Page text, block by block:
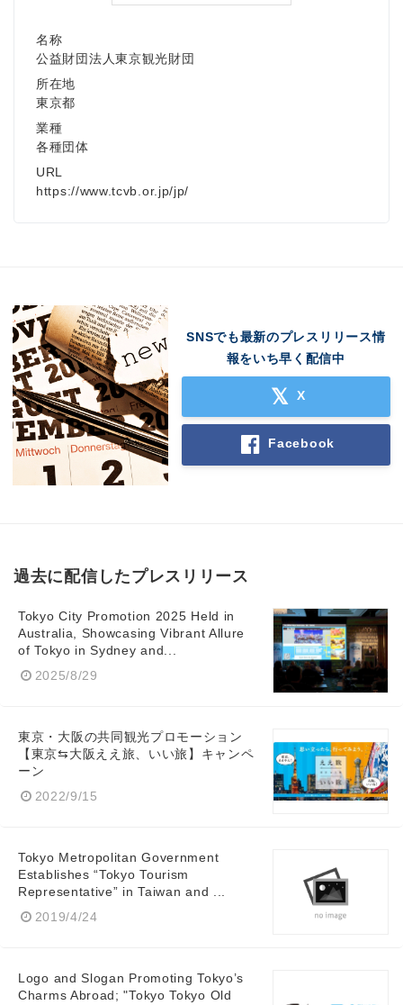
名称
公益財団法人東京観光財団
所在地
東京都
業種
各種団体
URL
https://www.tcvb.or.jp/jp/
SNSでも最新のプレスリリース情
報をいち早く配信中
X
Facebook
過去に配信したプレスリリース
Tokyo City Promotion 2025 Held in
Australia, Showcasing Vibrant Allure
of Tokyo in Sydney and...
2025/8/29
東京・大阪の共同観光プロモーション
【東京⇆大阪ええ旅、いい旅】キャンペ
ーン
2022/9/15
Tokyo Metropolitan Government
Establishes “Tokyo Tourism
Representative” in Taiwan and ...
2019/4/24
Logo and Slogan Promoting Tokyo’s
Charms Abroad; "Tokyo Tokyo Old